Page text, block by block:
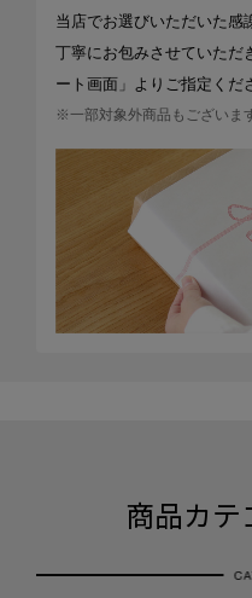
当店でお選びいただいた感
丁寧にお包みさせていただ
ート画面」よりご指定くだ
※一部対象外商品もございま
商品カ